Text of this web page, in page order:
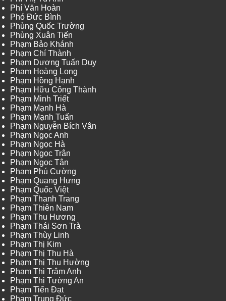
Phí Văn Hoàn
Phó Đức Bình
Phùng Quốc Trường
Phùng Xuân Tiến
Phạm Bảo Khánh
Phạm Chí Thành
Phạm Dương Tuấn Duy
Phạm Hoàng Long
Phạm Hồng Hạnh
Phạm Hữu Công Thành
Phạm Minh Triết
Phạm Mạnh Hà
Phạm Mạnh Tuấn
Phạm Nguyễn Bích Vân
Phạm Ngọc Anh
Phạm Ngọc Hà
Phạm Ngọc Trân
Phạm Ngọc Tân
Phạm Phú Cường
Phạm Quang Hưng
Phạm Quốc Việt
Phạm Thanh Trang
Phạm Thiên Nam
Phạm Thu Hương
Phạm Thái Sơn Trà
Phạm Thùy Linh
Phạm Thị Kim
Phạm Thị Thu Hà
Phạm Thị Thu Hường
Phạm Thị Trâm Anh
Phạm Thị Tường An
Phạm Tiến Đạt
Phạm Trung Đức